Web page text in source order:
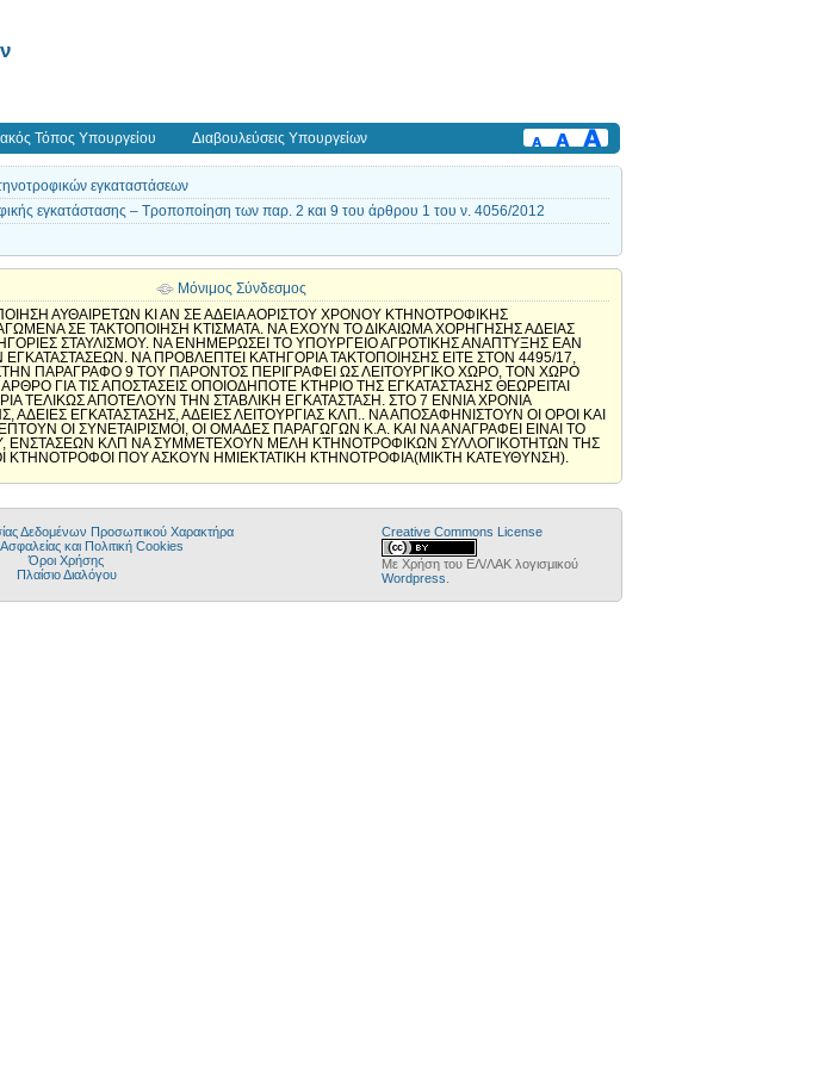
Τόπος Υπουργείου Διαβουλεύσεις Υπουργείων
εγκαταστάσεων
εγκατάστασης – Τροποποίηση των παρ. 2 και 9 του άρθρου 1 του ν. 4056/2012
Μόνιμος Σύνδεσμος
ΑΥΘΑΙΡΕΤΩΝ ΚΙ ΑΝ ΣΕ ΑΔΕΙΑ ΑΟΡΙΣΤΟΥ ΧΡΟΝΟΥ ΚΤΗΝΟΤΡΟΦΙΚΗΣ
ΣΕ ΤΑΚΤΟΠΟΙΗΣΗ ΚΤΙΣΜΑΤΑ. ΝΑ ΕΧΟΥΝ ΤΟ ΔΙΚΑΙΩΜΑ ΧΟΡΗΓΗΣΗΣ ΑΔΕΙΑΣ
ΣΤΑΥΛΙΣΜΟΥ. ΝΑ ΕΝΗΜΕΡΩΣΕΙ ΤΟ ΥΠΟΥΡΓΕΙΟ ΑΓΡΟΤΙΚΗΣ ΑΝΑΠΤΥΞΗΣ ΕΑΝ
ΝΑ ΠΡΟΒΛΕΠΤΕΙ ΚΑΤΗΓΟΡΙΑ ΤΑΚΤΟΠΟΙΗΣΗΣ ΕΙΤΕ ΣΤΟΝ 4495/17,
ΠΑΡΑΓΡΑΦΟ 9 ΤΟΥ ΠΑΡΟΝΤΟΣ ΠΕΡΙΓΡΑΦΕΙ ΩΣ ΛΕΙΤΟΥΡΓΙΚΟ ΧΩΡΟ, ΤΟΝ ΧΩΡΟ
ΓΙΑ ΤΙΣ ΑΠΟΣΤΑΣΕΙΣ ΟΠΟΙΟΔΗΠΟΤΕ ΚΤΗΡΙΟ ΤΗΣ ΕΓΚΑΤΑΣΤΑΣΗΣ ΘΕΩΡΕΙΤΑΙ
ΤΕΛΙΚΩΣ ΑΠΟΤΕΛΟΥΝ ΤΗΝ ΣΤΑΒΛΙΚΗ ΕΓΚΑΤΑΣΤΑΣΗ. ΣΤΟ 7 ΕΝΝΙΑ ΧΡΟΝΙΑ
ΑΔΕΙΕΣ ΕΓΚΑΤΑΣΤΑΣΗΣ, ΑΔΕΙΕΣ ΛΕΙΤΟΥΡΓΙΑΣ ΚΛΠ.. ΝΑ ΑΠΟΣΑΦΗΝΙΣΤΟΥΝ ΟΙ ΟΡΟΙ ΚΑΙ
ΟΙ ΣΥΝΕΤΑΙΡΙΣΜΟΙ, ΟΙ ΟΜΑΔΕΣ ΠΑΡΑΓΩΓΩΝ Κ.Α. ΚΑΙ ΝΑ ΑΝΑΓΡΑΦΕΙ ΕΙΝΑΙ ΤΟ
ΕΝΣΤΑΣΕΩΝ ΚΛΠ ΝΑ ΣΥΜΜΕΤΕΧΟΥΝ ΜΕΛΗ ΚΤΗΝΟΤΡΟΦΙΚΩΝ ΣΥΛΛΟΓΙΚΟΤΗΤΩΝ ΤΗΣ
ΚΤΗΝΟΤΡΟΦΟΙ ΠΟΥ ΑΣΚΟΥΝ ΗΜΙΕΚΤΑΤΙΚΗ ΚΤΗΝΟΤΡΟΦΙΑ(ΜΙΚΤΗ ΚΑΤΕΥΘΥΝΣΗ).
Δεδομένων Προσωπικού Χαρακτήρα
Ασφαλείας και Πολιτική Cookies
Όροι Χρήσης
Πλαίσιο Διαλόγου
Creative Commons License
Με Χρήση του ΕΛ/ΛΑΚ λογισμικού
Wordpress